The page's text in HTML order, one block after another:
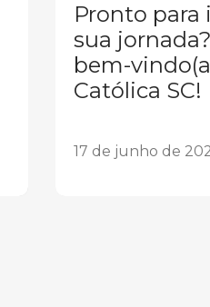
Pronto para
sua
bem-
Católica SC!
17 de junho de